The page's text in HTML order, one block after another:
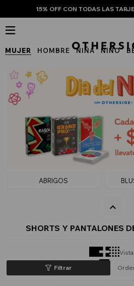
15% OFF CON TODAS LAS
MUJER HOMBRE NIÑA NIÑO

ABRIGOS
SHORTS Y PANTALONES